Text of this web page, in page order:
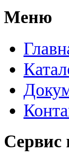
Меню
Сервис